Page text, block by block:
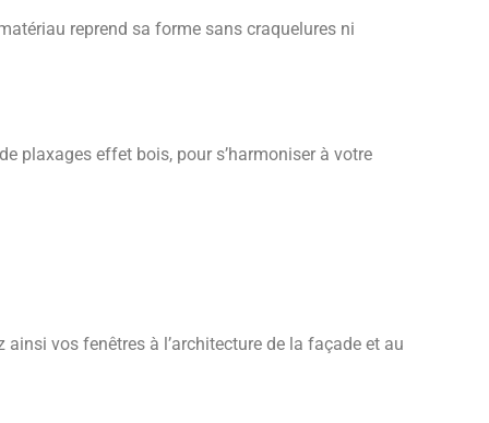
reprend sa forme sans craquelures ni
plaxages effet bois, pour s’harmoniser à votre
vos fenêtres à l’architecture de la façade et au